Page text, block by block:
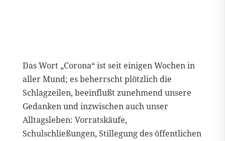
Das Wort „Corona“ ist seit einigen Wochen in
aller Mund; es beherrscht plötzlich die
Schlagzeilen, beeinflußt zunehmend unsere
Gedanken und inzwischen auch unser
Alltagsleben: Vorratskäufe,
Schulschließungen, Stillegung des öffentlichen